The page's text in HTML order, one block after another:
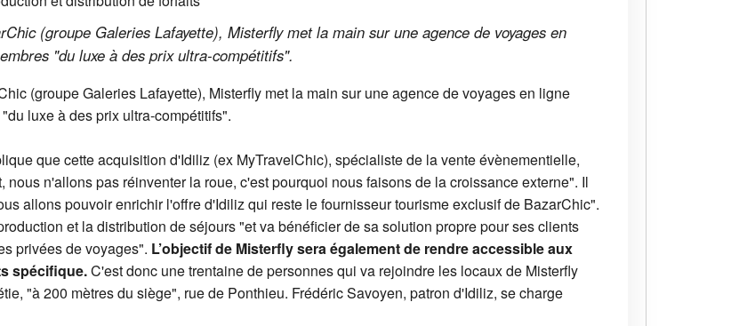
(groupe Galeries Lafayette), Misterfly met la main sur une agence de voyages en
"du luxe à des prix ultra-compétitifs".
(groupe Galeries Lafayette), Misterfly met la main sur une agence de voyages en ligne
luxe à des prix ultra-compétitifs".
que cette acquisition d'Idiliz (ex MyTravelChic), spécialiste de la vente évènementielle,
n'allons pas réinventer la roue, c'est pourquoi nous faisons de la croissance externe". Il
allons pouvoir enrichir l'offre d'Idiliz qui reste le fournisseur tourisme exclusif de BazarChic".
et la distribution de séjours "et va bénéficier de sa solution propre pour ses clients
privées de voyages". L’objectif de Misterfly sera également de rendre accessible aux
spécifique.C'est donc une trentaine de personnes qui va rejoindre les locaux de Misterfly
"à 200 mètres du siège", rue de Ponthieu. Frédéric Savoyen, patron d'Idiliz, se charge